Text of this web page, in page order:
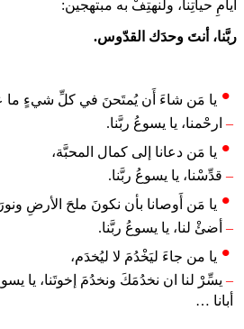
أيامِ حياتِنا، ولنهتِفْ به مبتهجين:
ربَّنا، أنتَ وحدَك القدّوس.
يا مَن شاءَ أَن يُمتَحنَ في كلِّ شيءٍ ما
– ارحْمنا، يا يسوعُ ربَّنا.
يا مَن دعانا إلى كمال المحبَّة،
– قدِّسْنا، يا يسوعُ ربَّنا.
يا مَن أَوصانا بأن نكونَ ملحَ الأرضِ ونورَ
– أضئْ لنا، يا يسوعُ ربَّنا.
يا من جاءَ ليَخْدُمَ لا ليُخدَم،
– يسِّرْ لنا ان نخدُمَكَ ونخدُمَ إخوتَنا، يا
أبانا …